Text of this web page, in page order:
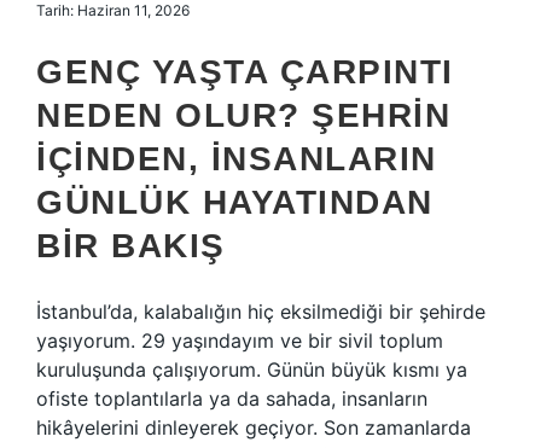
Tarih: Haziran 11, 2026
GENÇ YAŞTA ÇARPINTI
NEDEN OLUR? ŞEHRIN
İÇINDEN, İNSANLARIN
GÜNLÜK HAYATINDAN
BIR BAKIŞ
İstanbul’da, kalabalığın hiç eksilmediği bir şehirde
yaşıyorum. 29 yaşındayım ve bir sivil toplum
kuruluşunda çalışıyorum. Günün büyük kısmı ya
ofiste toplantılarla ya da sahada, insanların
hikâyelerini dinleyerek geçiyor. Son zamanlarda